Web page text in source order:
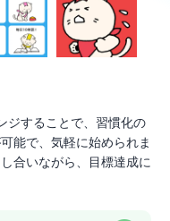
ジすることで、習慣化の
能で、気軽に始められま
合いながら、目標達成に